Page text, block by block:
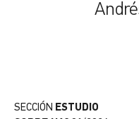
SECCIÓN ESTUDIO